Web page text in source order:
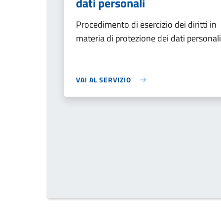
Procedimento di esercizio dei diritti in
materia di protezione dei dati personali
VAI AL SERVIZIO